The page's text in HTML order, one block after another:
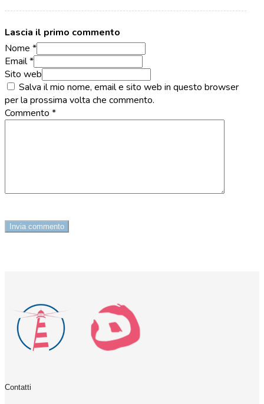
Lascia il primo commento
Nome *
Email *
Sito web
Salva il mio nome, email e sito web in questo browser
per la prossima volta che commento.
Commento *
Contatti